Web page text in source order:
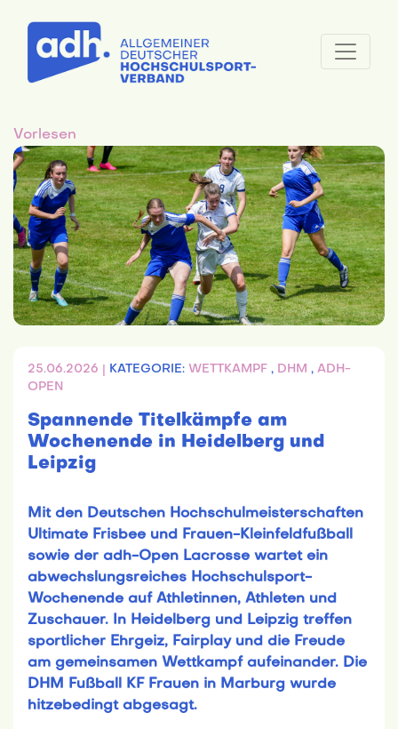
Vorlesen
25.06.2026 | KATEGORIE: WETTKAMPF , DHM , ADH-
OPEN
Spannende Titelkämpfe am
Wochenende in Heidelberg und
Leipzig
Mit den Deutschen Hochschulmeisterschaften
Ultimate Frisbee und Frauen-Kleinfeldfußball
sowie der adh-Open Lacrosse wartet ein
abwechslungsreiches Hochschulsport-
Wochenende auf Athletinnen, Athleten und
Zuschauer. In Heidelberg und Leipzig treffen
sportlicher Ehrgeiz, Fairplay und die Freude
am gemeinsamen Wettkampf aufeinander. Die
DHM Fußball KF Frauen in Marburg wurde
hitzebedingt abgesagt.